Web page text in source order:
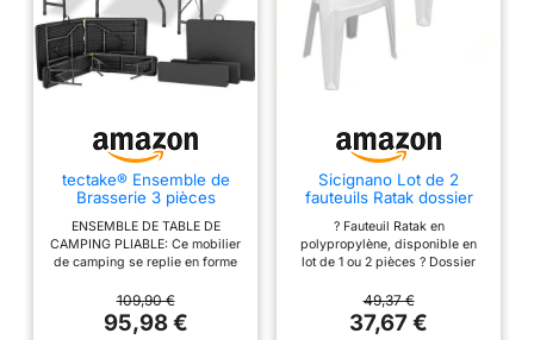
tectake® Ensemble de
Brasserie 3 pièces
intempéries
ENSEMBLE DE TABLE DE
CAMPING PLIABLE: Ce mobilier
de camping se replie en forme
transport et stockage optimaux.
Parfait pour vos sorties
camping, pique-niques en
109,90 €
95,98 €
Sicignano Lot de 2
fauteuils Ratak dossier
blanc finition mate, 56 x
54 x 79 cm – Chaise
avec accoudoirs en
intérieur extérieur, jardin,
balcon, terrasse,
? Fauteuil Ratak en
polypropylène, disponible en
lot de 1 ou 2 pièces ? Dossier
confort maximal ? Design
monobloc et empilable pour un
rangement facile ? Finition mate
49,37 €
37,67 €